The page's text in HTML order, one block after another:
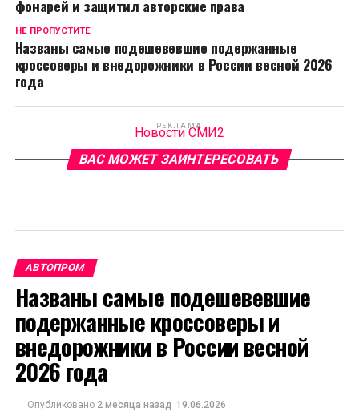
фонарей и защитил авторские права
НЕ ПРОПУСТИТЕ
Названы самые подешевевшие подержанные
кроссоверы и внедорожники в России весной 2026
года
РЕКЛАМА
Новости СМИ2
ВАС МОЖЕТ ЗАИНТЕРЕСОВАТЬ
АВТОПРОМ
Названы самые подешевевшие
подержанные кроссоверы и
внедорожники в России весной
2026 года
Опубликовано 2 месяца назад 19.06.2026